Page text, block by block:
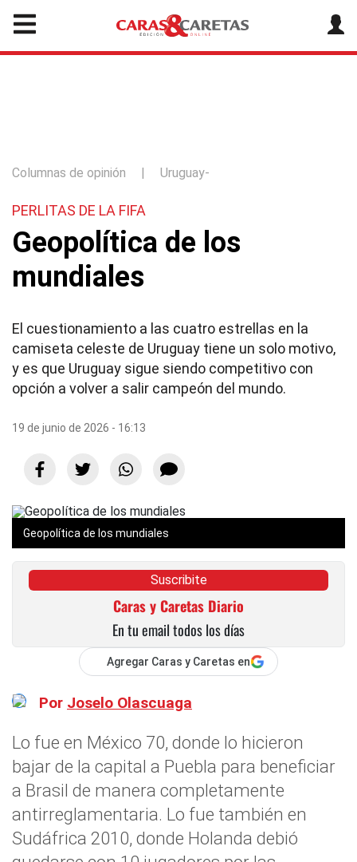
Columnas de opinión | Uruguay-
PERLITAS DE LA FIFA
Geopolítica de los
mundiales
El cuestionamiento a las cuatro estrellas en la
camiseta celeste de Uruguay tiene un solo motivo,
y es que Uruguay sigue siendo competitivo con
opción a volver a salir campeón del mundo.
19 de junio de 2026 - 16:13
Geopolítica de los mundiales
Suscribite
Caras y Caretas Diario
En tu email todos los días
Agregar Caras y Caretas en
Por Joselo Olascuaga
Lo fue en México 70, donde lo hicieron
bajar de la capital a Puebla para beneficiar
a Brasil de manera completamente
antirreglamentaria. Lo fue también en
Sudáfrica 2010, donde Holanda debió